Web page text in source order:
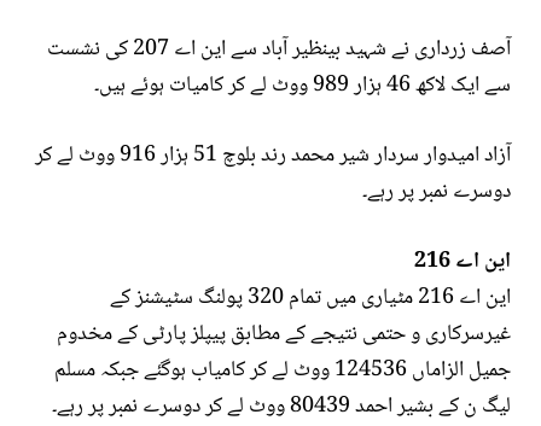
آصف زرداری نے شہید بینظیر آباد سے این اے 207 کی نشست
سے ایک لاکھ 46 ہزار 989 ووٹ لے کر کامیات ہوئے ہیں۔
آزاد امیدوار سردار شیر محمد رند بلوچ 51 ہزار 916 ووٹ لے کر
دوسرے نمبر پر رہے۔
این اے 216
این اے 216 مٹیاری میں تمام 320 پولنگ سٹیشنز کے
غیرسرکاری و حتمی نتیجے کے مطابق پیپلز پارٹی کے مخدوم
جمیل الزاماں 124536 ووٹ لے کر کامیاب ہوگئے جبکہ مسلم
لیگ ن کے بشیر احمد 80439 ووٹ لے کر دوسرے نمبر پر رہے۔